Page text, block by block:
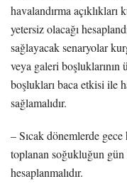
havalandırma açıklıkları
yetersiz olacağı
sağlayacak senaryolar
veya galeri boşluklarının
boşlukları baca etkisi ile
sağlamalıdır.
– Sıcak dönemlerde gece
toplanan soğukluğun gün
hesaplanmalıdır.